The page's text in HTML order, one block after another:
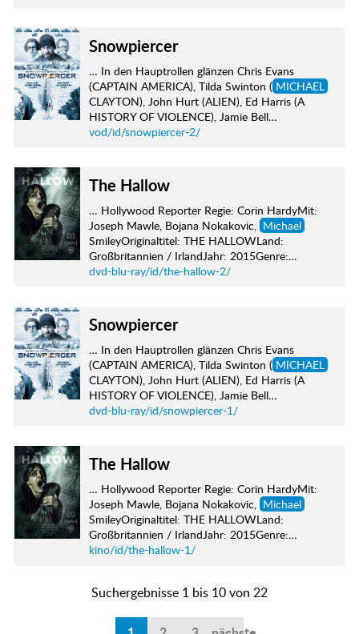
Snowpiercer
… In den Hauptrollen glänzen Chris Evans
(CAPTAIN AMERICA), Tilda Swinton ( MICHAEL
CLAYTON), John Hurt (ALIEN), Ed Harris (A
HISTORY OF VIOLENCE), Jamie Bell…
vod/id/snowpiercer-2/
The Hallow
… Hollywood Reporter Regie: Corin HardyMit:
Joseph Mawle, Bojana Nokakovic, Michael
SmileyOriginaltitel: THE HALLOWLand:
Großbritannien / IrlandJahr: 2015Genre:…
dvd-blu-ray/id/the-hallow-2/
Snowpiercer
… In den Hauptrollen glänzen Chris Evans
(CAPTAIN AMERICA), Tilda Swinton ( MICHAEL
CLAYTON), John Hurt (ALIEN), Ed Harris (A
HISTORY OF VIOLENCE), Jamie Bell…
dvd-blu-ray/id/snowpiercer-1/
The Hallow
… Hollywood Reporter Regie: Corin HardyMit:
Joseph Mawle, Bojana Nokakovic, Michael
SmileyOriginaltitel: THE HALLOWLand:
Großbritannien / IrlandJahr: 2015Genre:…
kino/id/the-hallow-1/
Suchergebnisse 1 bis 10 von 22